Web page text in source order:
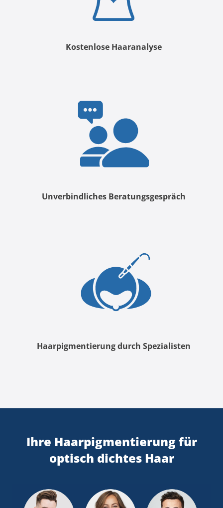
Kostenlose Haaranalyse
Unverbindliches Beratungsgespräch
Haarpigmentierung durch Spezialisten
Ihre Haarpigmentierung für
optisch dichtes Haar